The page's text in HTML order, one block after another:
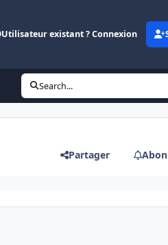
Utilisateur existant ? Connexion
Search...
Partager